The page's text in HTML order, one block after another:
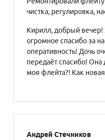
чистка, регулировка,
Кирилл, добрый вечер!
огромное спасибо за
оперативность! Дочь
передаёт спасибо! Она
моя флейта?! Как
Андрей Стечников